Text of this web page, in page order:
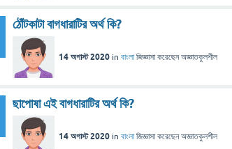
ঠোঁটকাটা বাগধারাটির অর্থ কি?
14 অগাস্ট 2020 in বাংলা জিজ্ঞাসা করেছেনঅজ্ঞাতকুলশীল
ছাপোষা এই বাগধারাটির অর্থ কি?
14 অগাস্ট 2020 in বাংলা জিজ্ঞাসা করেছেনঅজ্ঞাতকুলশীল